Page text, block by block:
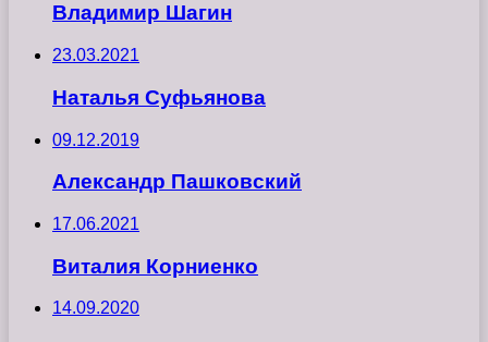
Владимир Шагин
23.03.2021
Наталья Суфьянова
09.12.2019
Александр Пашковский
17.06.2021
Виталия Корниенко
14.09.2020